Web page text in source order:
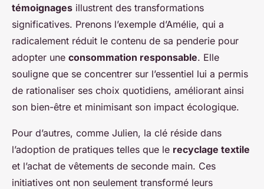
témoignages illustrent des transformations
significatives. Prenons l’exemple d’Amélie, qui a
radicalement réduit le contenu de sa penderie pour
adopter une consommation responsable. Elle
souligne que se concentrer sur l’essentiel lui a permis
de rationaliser ses choix quotidiens, améliorant ainsi
son bien-être et minimisant son impact écologique.
Pour d’autres, comme Julien, la clé réside dans
l’adoption de pratiques telles que le recyclage textile
et l’achat de vêtements de seconde main. Ces
initiatives ont non seulement transformé leurs